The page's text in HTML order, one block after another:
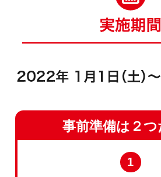
事前準備は２つ
1